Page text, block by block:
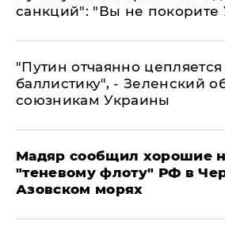
санкций": "Вы не покорите
"Путин отчаянно цепляется
баллистику", - Зеленский
союзникам Украины
Мадяр сообщил хорошие
"теневому флоту" РФ в
Азовском морях